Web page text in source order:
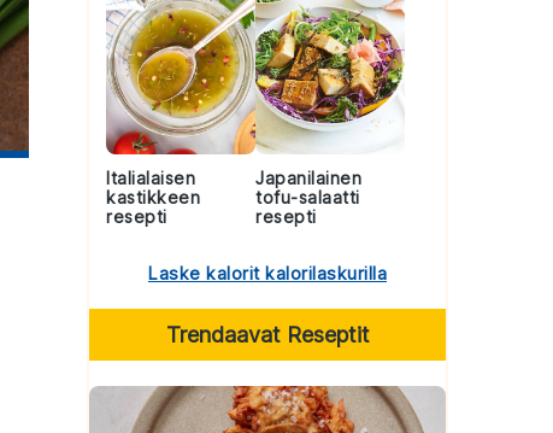
Italialaisen
kastikkeen
resepti
Japanilainen
tofu-salaatti
resepti
Laske kalorit kalorilaskurilla
Trendaavat Reseptit